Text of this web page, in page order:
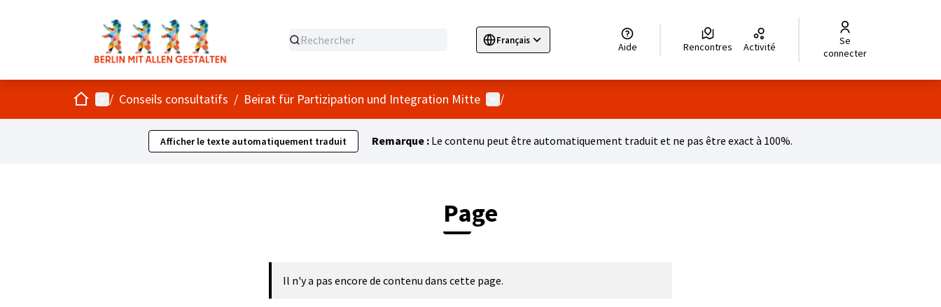
Français
Sprache wählen Choose languageElegir el idiomaChoisir la langueWybierz język Dil seçiniz
Aide Rencontres Activité
Se
connecter
AccueilMenu principal
/ Conseils consultatifs / Beirat für Partizipation und Integration Mitte Menu utilisateur
/
Afficher le texte automatiquement traduit Remarque : Le contenu peut être automatiquement traduit et ne pas être exact à 100%.
Page
Il n'y a pas encore de contenu dans cette page.